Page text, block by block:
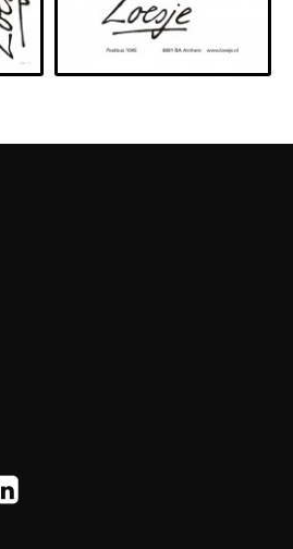
Volg